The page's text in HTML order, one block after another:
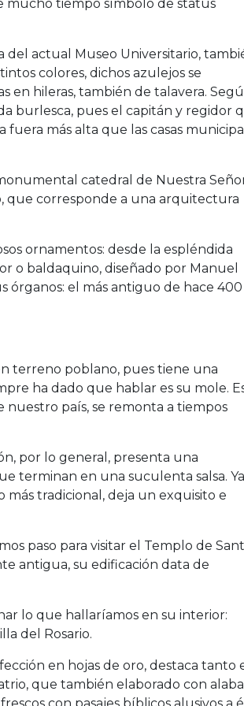
mucho tiempo símbolo de status
actual Museo Universitario,
colores, dichos azulejos se
en hileras, también de talavera.
burlesca, pues el capitán y regidor
más alta que las casas
catedral de Nuestra
que corresponde a una arquitectura
ornamentos: desde la espléndida
o baldaquino, diseñado por Manuel
órganos: el más antiguo de hace 400
terreno poblano, pues tiene una
ha dado que hablar es su mole.
país, se remonta a tiempos
por lo general, presenta una
terminan en una suculenta salsa.
tradicional, deja un exquisito e
paso para visitar el Templo de
antigua, su edificación data de
lo que hallaríamos en su interior:
del Rosario.
en hojas de oro, destaca tanto
que también elaborado con